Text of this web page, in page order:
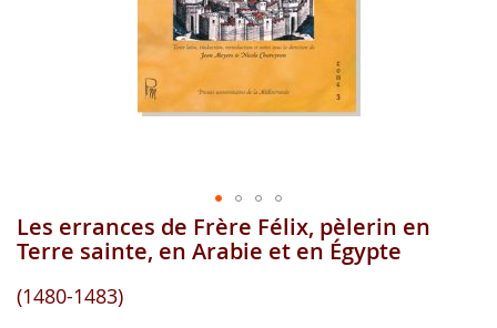
Aller
au
de
la
Les errances de Frère Félix, pèlerin en
Terre sainte, en Arabie et en Égypte
(1480-1483)